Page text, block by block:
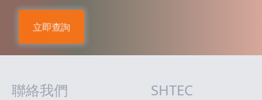
立即查詢
聯絡我們 網站指南
SHTEC